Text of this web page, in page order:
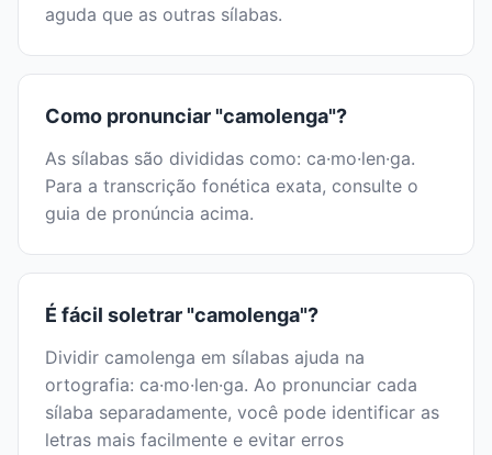
aguda que as outras sílabas.
Como pronunciar "camolenga"?
As sílabas são divididas como: ca·mo·len·ga.
Para a transcrição fonética exata, consulte o
guia de pronúncia acima.
É fácil soletrar "camolenga"?
Dividir camolenga em sílabas ajuda na
ortografia: ca·mo·len·ga. Ao pronunciar cada
sílaba separadamente, você pode identificar as
letras mais facilmente e evitar erros